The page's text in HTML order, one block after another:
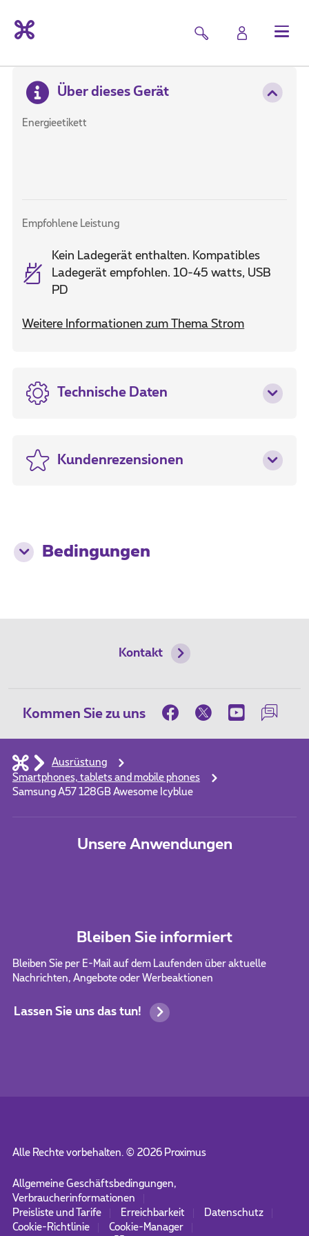
Über dieses Gerät
Energieetikett
Empfohlene Leistung
Kein Ladegerät enthalten. Kompatibles
Ladegerät empfohlen. 10-45 watts, USB
PD
Weitere Informationen zum Thema Strom
Technische Daten
Kundenrezensionen
Bedingungen
Kontakt
Kommen Sie zu uns
Ausrüstung
Smartphones, tablets and mobile phones
Samsung A57 128GB Awesome Icyblue
Unsere Anwendungen
Bleiben Sie informiert
Bleiben Sie per E-Mail auf dem Laufenden über aktuelle
Nachrichten, Angebote oder Werbeaktionen
Lassen Sie uns das tun!
Alle Rechte vorbehalten. © 2026Proximus
Allgemeine Geschäftsbedingungen,
Verbraucherinformationen
Preisliste und Tarife
Erreichbarkeit
Datenschutz
Cookie-Richtlinie
Cookie-Manager